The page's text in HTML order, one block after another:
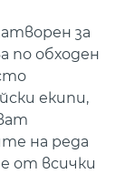
за
по обходен
екипи,
на реда
от всички